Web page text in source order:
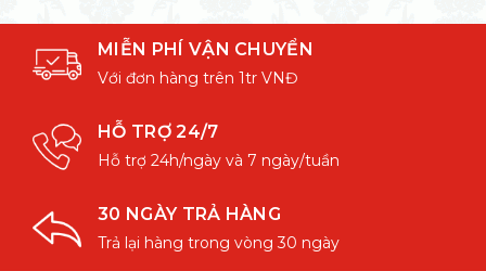
MIỄN PHÍ VẬN CHUYỂN
Với đơn hàng trên 1tr VNĐ
HỖ TRỢ 24/7
Hỗ trợ 24h/ngày và 7 ngày/tuần
30 NGÀY TRẢ HÀNG
Trả lại hàng trong vòng 30 ngày